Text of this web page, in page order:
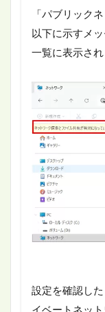
「パブリック
以下に示すメ
一覧に表示され
設定を確認し